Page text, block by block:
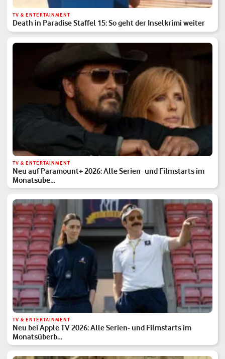
TV & ENTERTAINMENT
Death in Paradise Staffel 15: So geht der Inselkrimi weiter
TV & ENTERTAINMENT
Neu auf Paramount+ 2026: Alle Serien- und Filmstarts im
Monatsübe…
TV & ENTERTAINMENT
Neu bei Apple TV 2026: Alle Serien- und Filmstarts im
Monatsüberb…